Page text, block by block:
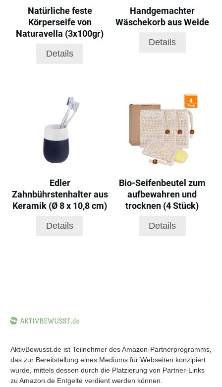
Natürliche feste
Körperseife von
Naturavella (3x100gr)
Details
Handgemachter
Wäschekorb aus Weide
Details
Edler
Zahnbührstenhalter aus
Keramik (Ø 8 x 10,8 cm)
Details
Bio-Seifenbeutel zum
aufbewahren und
trocknen (4 Stück)
Details
AktivBewusst.de ist Teilnehmer des Amazon-Partnerprogramms,
das zur Bereitstellung eines Mediums für Webseiten konzipiert
wurde, mittels dessen durch die Platzierung von Partner-Links
zu Amazon.de Entgelte verdient werden können.